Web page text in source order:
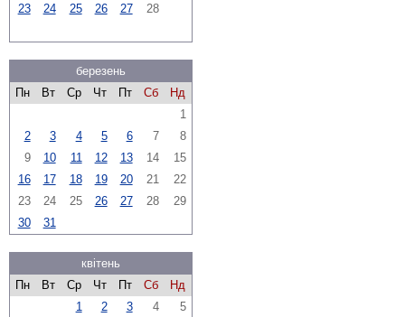
23
24 25 26 27 28
березень
Пн
Вт Ср Чт Пт Сб
Нд
1
2
3 4 5 6 7
8
9
10 11 12 13 14
15
16
17 18 19 20 21
22
23
24 25 26 27 28
29
30
31
квітень
Пн
Вт Ср Чт Пт Сб
Нд
1
2 3 4
5